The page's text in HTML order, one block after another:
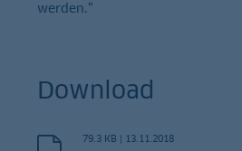
werden.“
Download
79.3 KB | 13.11.2018